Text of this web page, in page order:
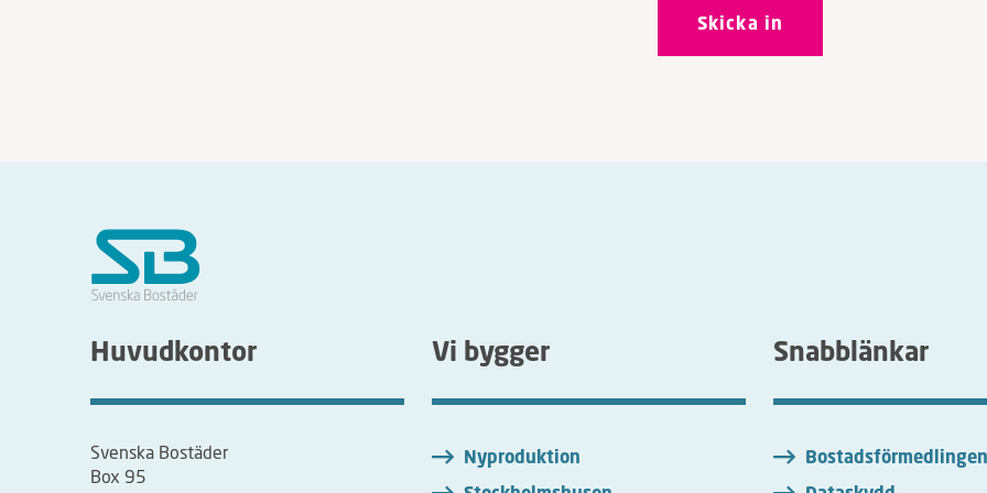
Huvudkontor
Svenska Bostäder
Box 95
Vi bygger
Nyproduktion
Snabblänkar
Bostadsförmedlingen